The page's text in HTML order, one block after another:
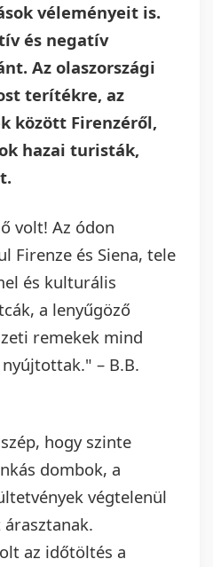
véleményeit is.
és negatív
Az olaszországi
terítékre, az
között Firenzéről,
hazai turisták,
volt! Az ódon
Firenze és Siena, tele
és kulturális
a lenyűgöző
remekek mind
– B.B.
hogy szinte
dombok, a
végtelenül
az időtöltés a